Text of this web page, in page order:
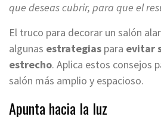
que deseas cubrir, para que el
El truco para decorar un salón
algunas estrategias para evitar
estrecho. Aplica estos consejos
salón más amplio y espacioso.
Apunta hacia la luz